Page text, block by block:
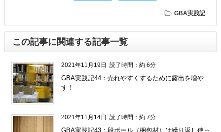
GBA実践記
この記事に関連する記事一覧
2021年11月19日 読了時間：約 6分
GBA実践記44：売れやすくするために露出を増や
す！
2021年11月14日 読了時間：約 7分
GBA実践記43：段ボール（梱包材）は繰り返し使っ